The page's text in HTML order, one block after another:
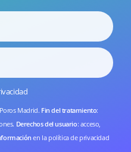
Madrid. Fin del tratamiento:
Derechos del usuario: acceso,
en la política de privacidad